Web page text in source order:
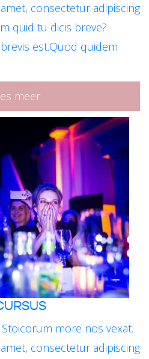
consectetur adipiscing
quid tu dicis breve?
est.Quod quidem
meer
more nos vexat.
consectetur adipiscing